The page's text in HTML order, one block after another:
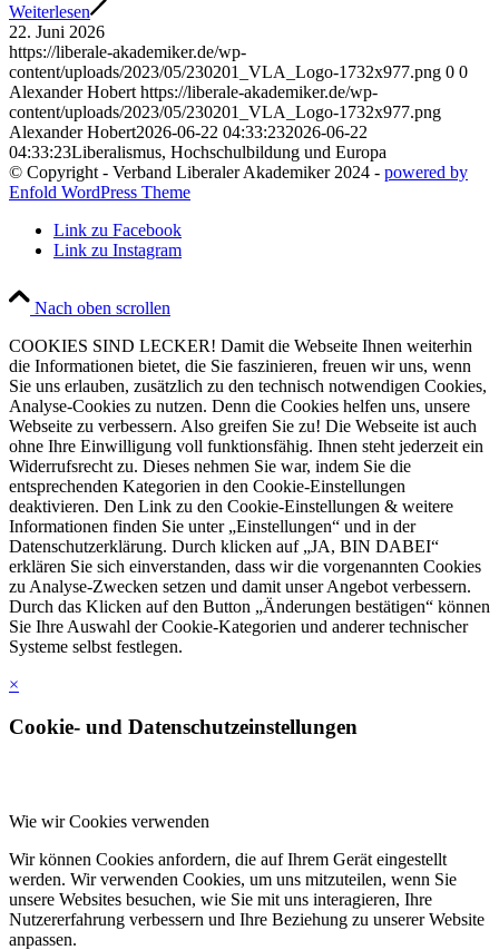
Weiterlesen
22. Juni 2026
https://liberale-akademiker.de/wp-
content/uploads/2023/05/230201_VLA_Logo-1732x977.png 0 0
Alexander Hobert https://liberale-akademiker.de/wp-
content/uploads/2023/05/230201_VLA_Logo-1732x977.png
Alexander Hobert2026-06-22 04:33:232026-06-22
04:33:23Liberalismus, Hochschulbildung und Europa
© Copyright - Verband Liberaler Akademiker 2024 - powered by
Enfold WordPress Theme
Link zu Facebook
Link zu Instagram
Nach oben scrollen
COOKIES SIND LECKER! Damit die Webseite Ihnen weiterhin
die Informationen bietet, die Sie faszinieren, freuen wir uns, wenn
Sie uns erlauben, zusätzlich zu den technisch notwendigen Cookies,
Analyse-Cookies zu nutzen. Denn die Cookies helfen uns, unsere
Webseite zu verbessern. Also greifen Sie zu! Die Webseite ist auch
ohne Ihre Einwilligung voll funktionsfähig. Ihnen steht jederzeit ein
Widerrufsrecht zu. Dieses nehmen Sie war, indem Sie die
entsprechenden Kategorien in den Cookie-Einstellungen
deaktivieren. Den Link zu den Cookie-Einstellungen & weitere
Informationen finden Sie unter „Einstellungen“ und in der
Datenschutzerklärung. Durch klicken auf „JA, BIN DABEI“
erklären Sie sich einverstanden, dass wir die vorgenannten Cookies
zu Analyse-Zwecken setzen und damit unser Angebot verbessern.
Durch das Klicken auf den Button „Änderungen bestätigen“ können
Sie Ihre Auswahl der Cookie-Kategorien und anderer technischer
Systeme selbst festlegen.
×
Cookie- und Datenschutzeinstellungen
Wie wir Cookies verwenden
Wir können Cookies anfordern, die auf Ihrem Gerät eingestellt
werden. Wir verwenden Cookies, um uns mitzuteilen, wenn Sie
unsere Websites besuchen, wie Sie mit uns interagieren, Ihre
Nutzererfahrung verbessern und Ihre Beziehung zu unserer Website
anpassen.